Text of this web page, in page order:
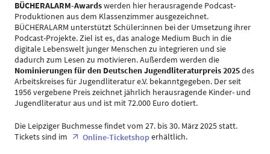
BÜCHERALARM-Awardswerden hier herausragende Podcast-
Produktionen aus dem Klassenzimmer ausgezeichnet.
BÜCHERALARM unterstützt Schüler:innen bei der Umsetzung ihrer
Podcast-Projekte. Ziel ist es, das analoge Medium Buch in die
digitale Lebenswelt junger Menschen zu integrieren und sie
dadurch zum Lesen zu motivieren. Außerdem werden die
Nominierungen für den Deutschen Jugendliteraturpreis 2025des
Arbeitskreises für Jugendliteratur e.V. bekanntgegeben. Der seit
1956 vergebene Preis zeichnet jährlich herausragende Kinder- und
Jugendliteratur aus und ist mit 72.000 Euro dotiert.
Die Leipziger Buchmesse findet vom 27. bis 30. März 2025 statt.
Tickets sind im
Online-Ticketshoperhältlich.